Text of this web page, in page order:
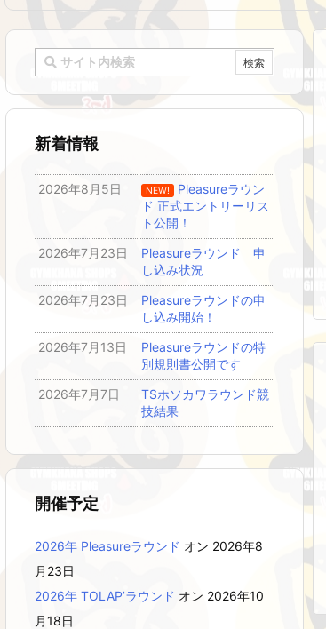
新着情報
2026年8月5日 NEW! Pleasureラウン
ド 正式エントリーリス
ト公開！
2026年7月23日
Pleasureラウンド 申
し込み状況
2026年7月23日
Pleasureラウンドの申
し込み開始！
2026年7月13日
Pleasureラウンドの特
別規則書公開です
2026年7月7日
TSホソカワラウンド競
技結果
開催予定
2026年 Pleasureラウンド オン 2026年8
月23日
2026年 TOLAP’ラウンド オン 2026年10
月18日